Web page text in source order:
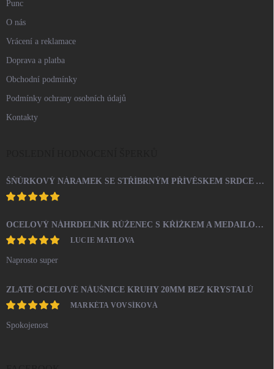
Punc
O nás
Vrácení a reklamace
Doprava a platba
Obchodní podmínky
Podmínky ochrany osobních údajů
Kontakty
ŠŇŮRKOVÝ NÁRAMEK SE STŘÍBRNÝM PŘÍVĚSKEM SRDCE A KRYSTALY SWAROVSKI CRYSTAL (STŘÍBRO 925/1000)
OCELOVÝ NÁHRDELNÍK RŮŽENEC S KŘÍŽKEM A MEDAILONEM
LUCIE MATLOVA
Naprosto super
ZLATÉ OCELOVÉ NÁUŠNICE KRUHY 20MM BEZ KRYSTALŮ
MARKÉTA VOVSÍKOVÁ
Spokojenost